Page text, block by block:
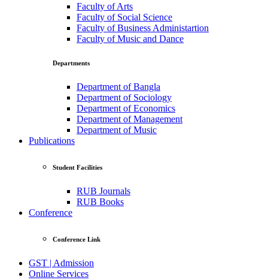
Faculty of Arts
Faculty of Social Science
Faculty of Business Administartion
Faculty of Music and Dance
Departments
Department of Bangla
Department of Sociology
Department of Economics
Department of Management
Department of Music
Publications
Student Facilities
RUB Journals
RUB Books
Conference
Conference Link
GST | Admission
Online Services